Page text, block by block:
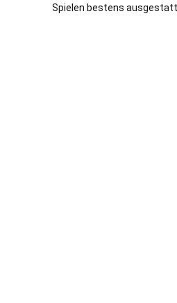
Spielen bestens